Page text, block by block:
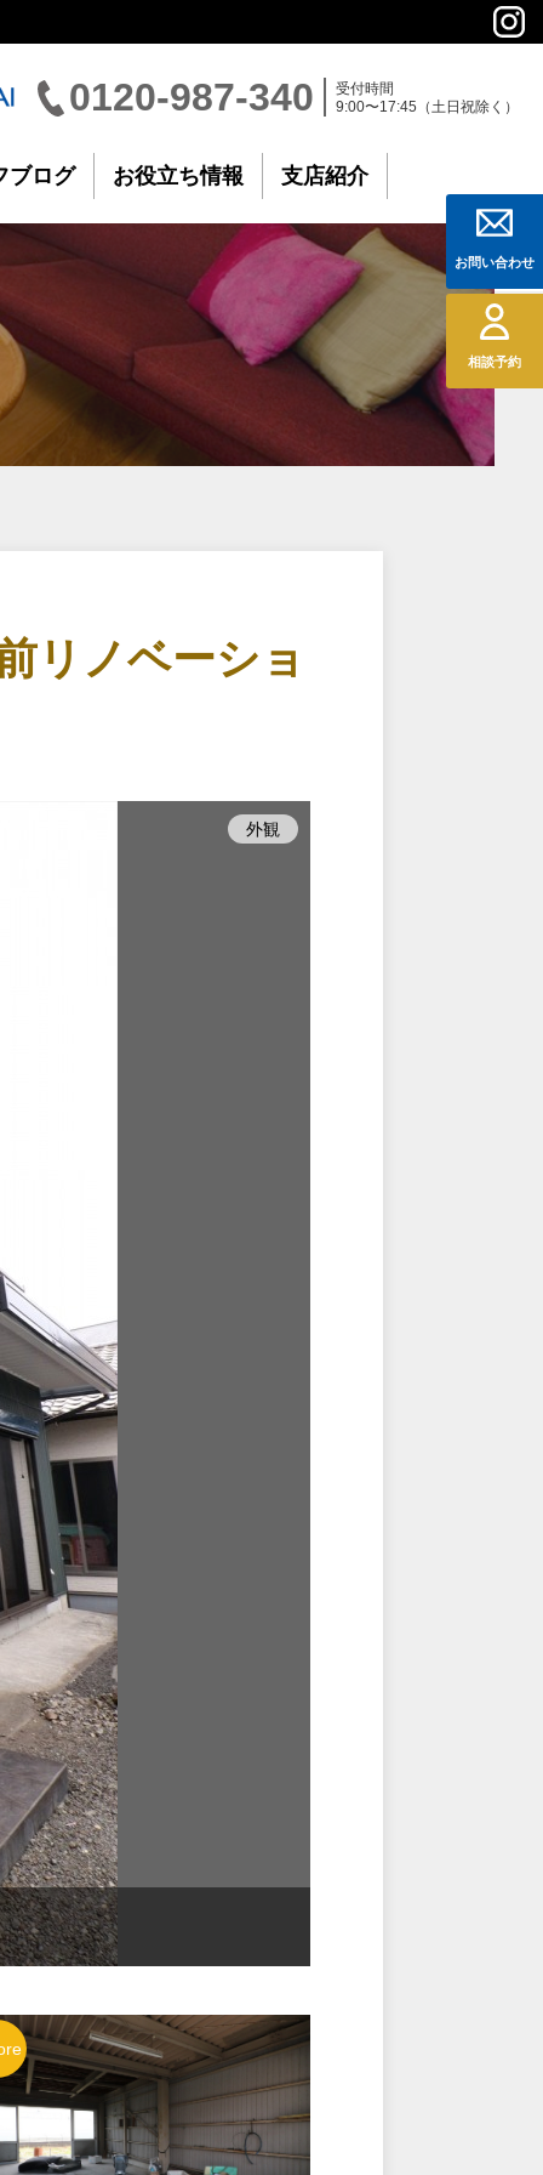
0120-987-340
受付時間
9:00〜17:45（土日祝除く）
ブログ お役立ち情報 支店紹介
お問い合わせ
相談予約
リノベーショ
外観